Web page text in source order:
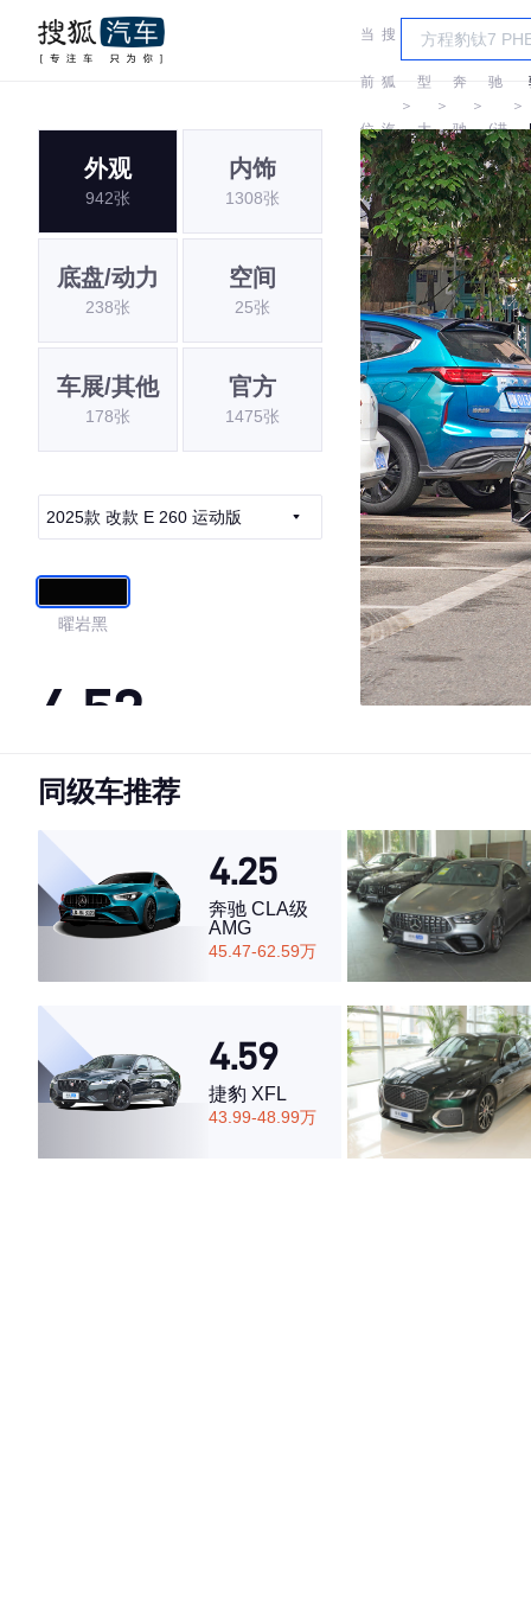
当
前
位
置:
搜
狐
汽
车
＞
车
型
大
全
＞
奔
驰
＞
奔
驰
(进
口)
＞
外观
942张
内饰
1308张
底盘/动力
238张
空间
25张
车展/其他
178张
官方
1475张
2025款 改款 E 260 运动版
曜岩黑
4.52
·外观表现较为优秀，优于57%同级车
·空间表现一般，低于79%同级车
同级车推荐
4.25
奔驰 CLA级
AMG
45.47-62.59万
4.59
捷豹 XFL
43.99-48.99万